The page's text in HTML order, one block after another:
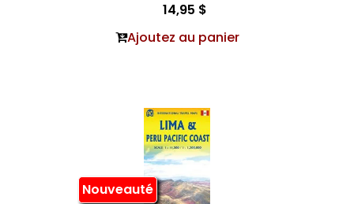
14,95 $
Ajoutez au panier
Nouveauté